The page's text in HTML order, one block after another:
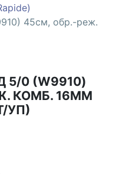
45см, обр.-реж.
5/0 (W9910)
КОМБ. 16ММ
УП)